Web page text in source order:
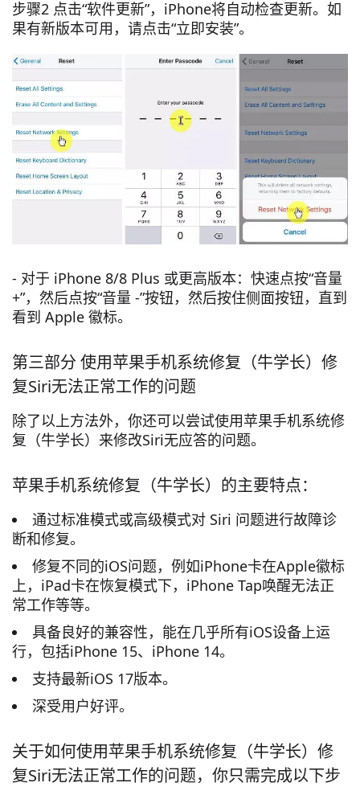
步骤2 点击“软件更新”，iPhone将自动检查更新。如
果有新版本可用，请点击“立即安装”。
- 对于 iPhone 8/8 Plus 或更高版本：快速点按“音量
+”，然后点按“音量 -”按钮，然后按住侧面按钮，直到
看到 Apple 徽标。
第三部分 使用苹果手机系统修复（牛学长）修
复Siri无法正常工作的问题
除了以上方法外，你还可以尝试使用苹果手机系统修
复（牛学长）来修改Siri无应答的问题。
苹果手机系统修复（牛学长）的主要特点：
通过标准模式或高级模式对 Siri 问题进行故障诊
断和修复。
修复不同的iOS问题，例如iPhone卡在Apple徽标
上，iPad卡在恢复模式下，iPhone Tap唤醒无法正
常工作等等。
具备良好的兼容性，能在几乎所有iOS设备上运
行，包括iPhone 15、iPhone 14。
支持最新iOS 17版本。
深受用户好评。
关于如何使用苹果手机系统修复（牛学长）修
复Siri无法正常工作的问题，你只需完成以下步